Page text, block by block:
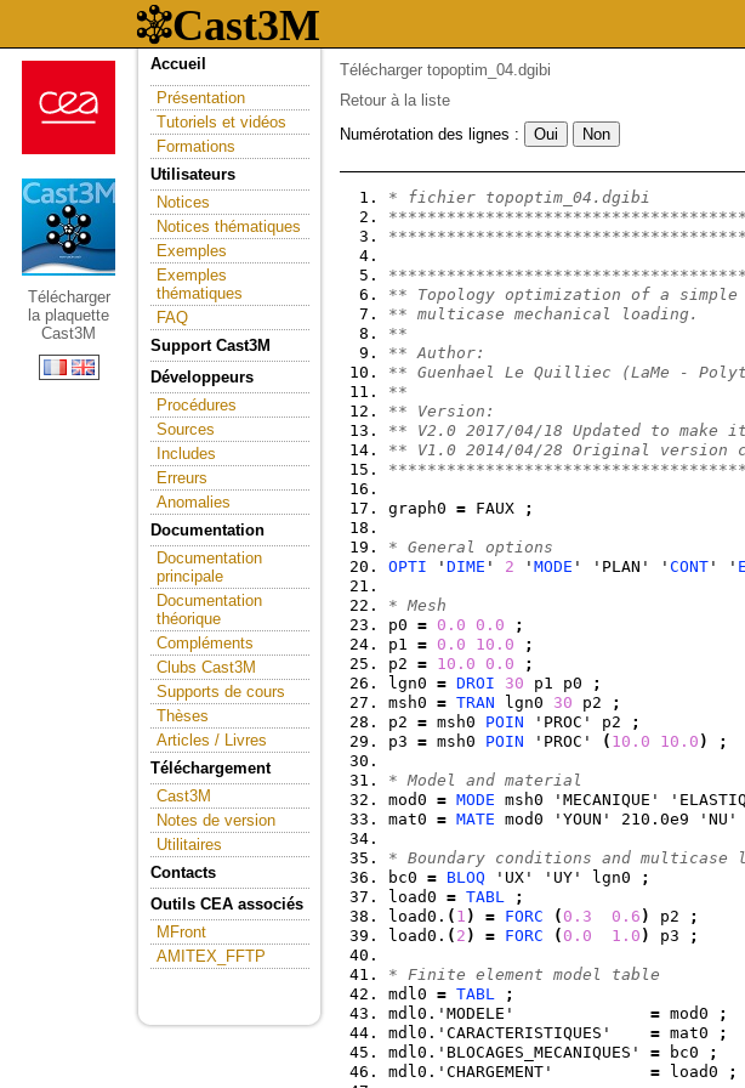
Télécharger
la plaquette
Cast3M
Accueil
Présentation
Tutoriels et vidéos
Formations
Utilisateurs
Notices
Notices thématiques
Exemples
Exemples
thématiques
FAQ
Support Cast3M
Développeurs
Procédures
Sources
Includes
Erreurs
Anomalies
Documentation
Documentation
principale
Documentation
théorique
Compléments
Clubs Cast3M
Supports de cours
Thèses
Articles / Livres
Téléchargement
Cast3M
Notes de version
Utilitaires
Contacts
Outils CEA associés
MFront
AMITEX_FFTP
Télécharger topoptim_04.dgibi
Retour à la liste
Numérotation des lignes :
* fichier topoptim_04.dgibi
** Topology optimization of a
** multicase mechanical loading.
**
** Author:
** Guenhael Le Quilliec (LaMe -
**
** Version:
** V2.0 2017/04/18 Updated to make it
** V1.0 2014/04/28 Original version
graph0 = FAUX ;
* General options
OPTI ' DIME ' 2 ' MODE ' 'PLAN' ' CONT ' '
* Mesh
p0 = 0.0 0.0
;
p1 = 0.0 10.0
;
p2 = 10.0 0.0
;
lgn0 = DROI 30 p1 p0
;
msh0 = TRAN lgn0 30 p2
;
p2 = msh0 POIN 'PROC' p2
;
p3 = msh0 POIN 'PROC' ( 10.0 10.0 ) ;
* Model and material
mod0 = MODE msh0 'MECANIQUE'
mat0 = MATE mod0 'YOUN' 210.0e9 'NU'
* Boundary conditions and multicase
bc0 = BLOQ 'UX' 'UY' lgn0
;
load0 = TABL
;
load0. ( 1 ) = FORC ( 0.3 0.6 ) p2
;
load0. ( 2 ) = FORC ( 0.0 1.0 ) p3 ;
* Finite element model table
mdl0 = TABL
;
mdl0.'MODELE' = mod0
;
mdl0.'CARACTERISTIQUES' = mat0
;
mdl0.'BLOCAGES_MECANIQUES' = bc0
;
mdl0.'CHARGEMENT' = load0 ;